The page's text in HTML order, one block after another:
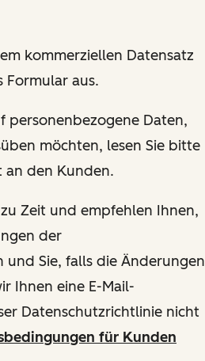
kommerziellen Datensatz
Formular aus.
personenbezogene Daten,
möchten, lesen Sie bitte
an den Kunden.
Zeit und empfehlen Ihnen,
der
Sie, falls die Änderungen
Ihnen eine E-Mail-
Datenschutzrichtlinie nicht
für Kunden